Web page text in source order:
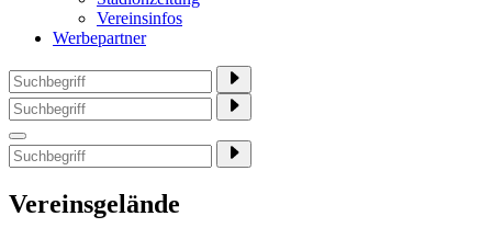
Vereinsinfos
Werbepartner
Vereinsgelände